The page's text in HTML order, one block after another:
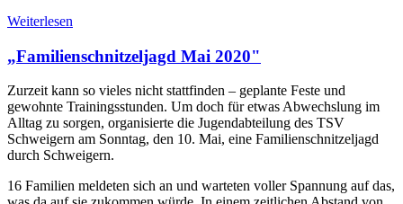
Weiterlesen
„Familienschnitzeljagd Mai 2020"
Zurzeit kann so vieles nicht stattfinden – geplante Feste und
gewohnte Trainingsstunden. Um doch für etwas Abwechslung im
Alltag zu sorgen, organisierte die Jugendabteilung des TSV
Schweigern am Sonntag, den 10. Mai, eine Familienschnitzeljagd
durch Schweigern.
16 Familien meldeten sich an und warteten voller Spannung auf das,